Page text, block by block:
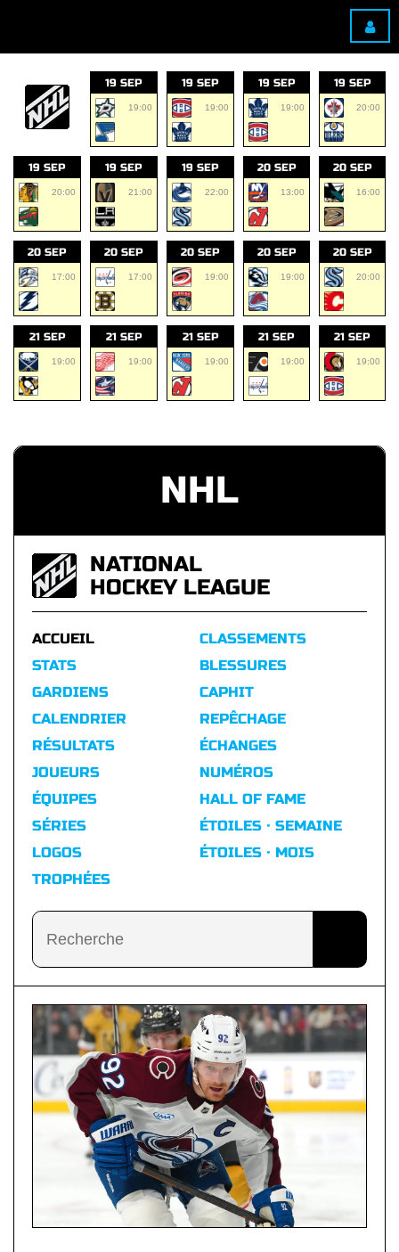
19 SEP
19:00
19 SEP
19:00
19 SEP
19:00
19 SEP
20:00
19 SEP
20:00
19 SEP
21:00
19 SEP
22:00
20 SEP
13:00
20 SEP
16:00
20 SEP
17:00
20 SEP
17:00
20 SEP
19:00
20 SEP
19:00
20 SEP
20:00
21 SEP
19:00
21 SEP
19:00
21 SEP
19:00
21 SEP
19:00
21 SEP
19:00
NHL
NATIONAL
HOCKEY LEAGUE
ACCUEIL
STATS
GARDIENS
CALENDRIER
RÉSULTATS
CLASSEMENTS
BLESSURES
CAPHIT
REPÊCHAGE
ÉCHANGES
JOUEURS
ÉQUIPES
SÉRIES
LOGOS
TROPHÉES
NUMÉROS
HALL OF FAME
ÉTOILES · SEMAINE
ÉTOILES · MOIS